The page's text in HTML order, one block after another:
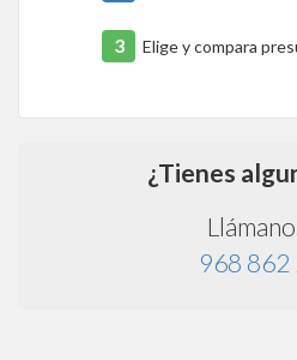
3 Elige y compara
¿Tienes
968 862